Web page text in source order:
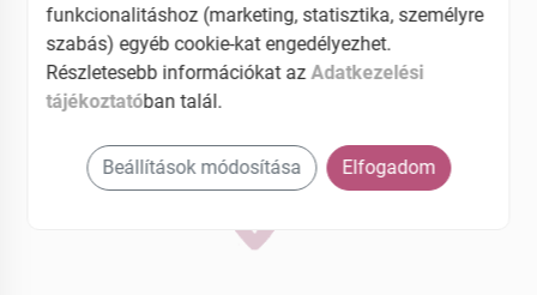
funkcionalitáshoz (marketing, statisztika, személyre
szabás) egyéb cookie-kat engedélyezhet.
Részletesebb információkat azAdatkezelési
tájékoztatóban talál.
Beállítások módosítása Elfogadom